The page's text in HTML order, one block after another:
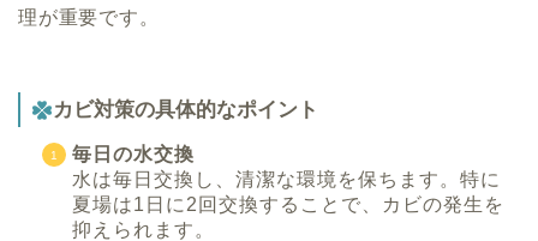
理が重要です。
カビ対策の具体的なポイント
毎日の水交換
水は毎日交換し、清潔な環境を保ちます。特に
夏場は1日に2回交換することで、カビの発生を
抑えられます。